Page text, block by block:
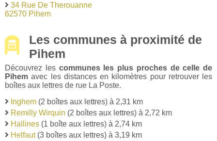
34 Rue De Therouanne
62570 Pihem
Les communes à proximité de
Pihem
Découvrez les communes les plus proches de celle de
Pihem avec les distances en kilomètres pour retrouver les
boîtes aux lettres de rue La Poste.
Inghem (2 boîtes aux lettres) à 2,31 km
Remilly Wirquin (2 boîtes aux lettres) à 2,72 km
Hallines (1 boîte aux lettres) à 2,74 km
Helfaut(3 boîtes aux lettres) à 3,19 km